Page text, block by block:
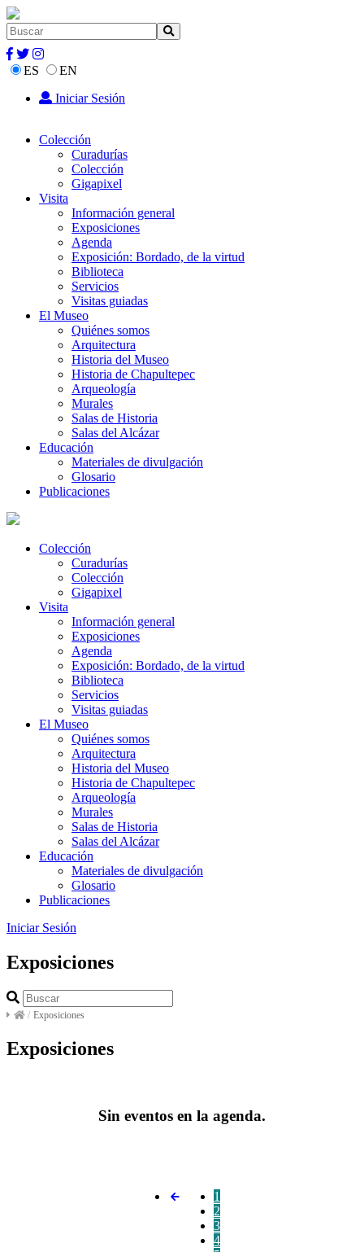
ES
EN
Iniciar Sesión
Colección
Curadurías
Colección
Gigapixel
Visita
Información general
Exposiciones
Agenda
Exposición: Bordado, de la virtud
Biblioteca
Servicios
Visitas guiadas
El Museo
Quiénes somos
Arquitectura
Historia del Museo
Historia de Chapultepec
Arqueología
Murales
Salas de Historia
Salas del Alcázar
Educación
Materiales de divulgación
Glosario
Publicaciones
Colección
Curadurías
Colección
Gigapixel
Visita
Información general
Exposiciones
Agenda
Exposición: Bordado, de la virtud
Biblioteca
Servicios
Visitas guiadas
El Museo
Quiénes somos
Arquitectura
Historia del Museo
Historia de Chapultepec
Arqueología
Murales
Salas de Historia
Salas del Alcázar
Educación
Materiales de divulgación
Glosario
Publicaciones
Iniciar Sesión
Exposiciones
/ Exposiciones
Exposiciones
Sin eventos en la agenda.
1
2
3
4